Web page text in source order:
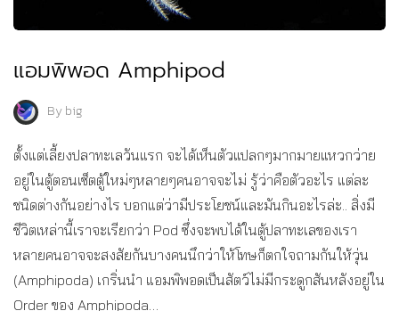
แอมพิพอด Amphipod
Bybig
ตั้งแต่เลี้ยงปลาทะเลวันแรก จะได้เห็นตัวแปลกๆมากมายแหวกว่าย
อยู่ในตู้ตอนเซ็ตตู้ใหม่ๆหลายๆคนอาจจะไม่ รู้ว่าคือตัวอะไร แต่ละ
ชนิดต่างกันอย่างไร บอกแต่ว่ามีประโยชน์และมันกินอะไรล่ะ.. สิ่งมี
ชีวิตเหล่านี้เราจะเรียกว่า Pod ซึ่งจะพบได้ในตู้ปลาทะเลของเรา
หลายคนอาจจะสงสัยกันบางคนนึกว่าให้โทษก็ตกใจถามกันให้วุ่น
(Amphipoda) เกริ่นนำ แอมพิพอดเป็นสัตว์ไม่มีกระดูกสันหลังอยู่ใน
Order ของ Amphipoda…